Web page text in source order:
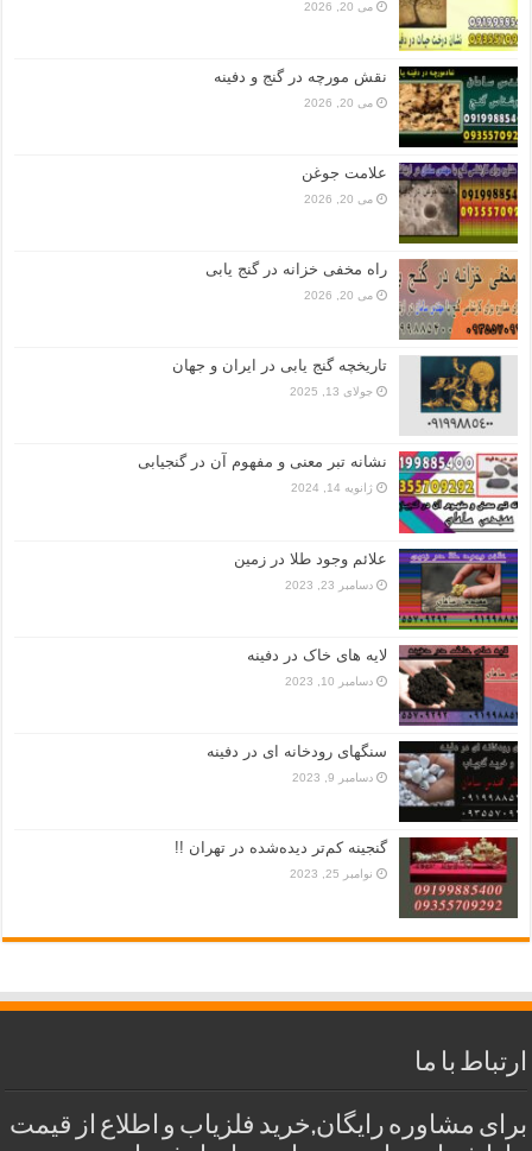
می 20, 2026
نقش مورچه در گنج و دفینه
می 20, 2026
علامت جوغن
می 20, 2026
راه مخفی خزانه در گنج یابی
می 20, 2026
تاریخچه گنج‌ یابی در ایران و جهان
جولای 13, 2025
نشانه تبر معنی و مفهوم آن در گنجیابی
ژانویه 14, 2024
علائم وجود طلا در زمین
دسامبر 23, 2023
لایه های خاک در دفینه
دسامبر 10, 2023
سنگهای رودخانه ای در دفینه
دسامبر 9, 2023
گنجینه کم‌تر دیده‌شده در تهران !!
نوامبر 25, 2023
ارتباط با ما
برای مشاوره رایگان,خرید فلزیاب و اطلاع از قیمت